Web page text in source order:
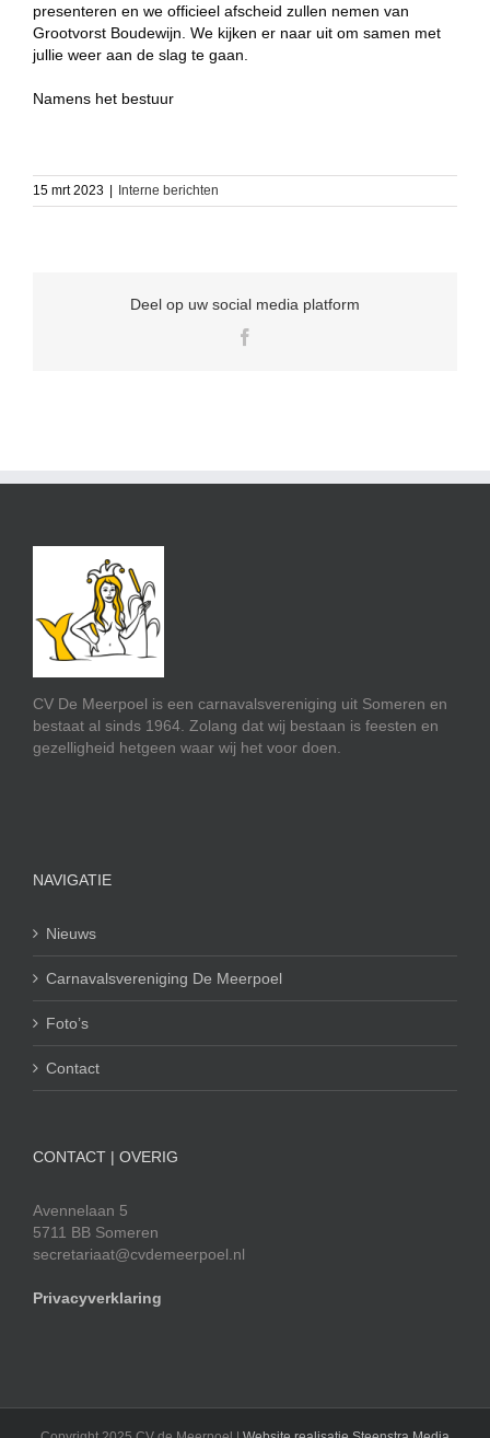
presenteren en we officieel afscheid zullen nemen van
Grootvorst Boudewijn. We kijken er naar uit om samen met
jullie weer aan de slag te gaan.
Namens het bestuur
15 mrt 2023 Interne berichten
Deel op uw social media platform
CV De Meerpoel is een carnavalsvereniging uit Someren en
bestaat al sinds 1964. Zolang dat wij bestaan is feesten en
gezelligheid hetgeen waar wij het voor doen.
NAVIGATIE
Nieuws
Carnavalsvereniging De Meerpoel
Foto’s
Contact
CONTACT | OVERIG
Avennelaan 5
5711 BB Someren
secretariaat@cvdemeerpoel.nl
Privacyverklaring